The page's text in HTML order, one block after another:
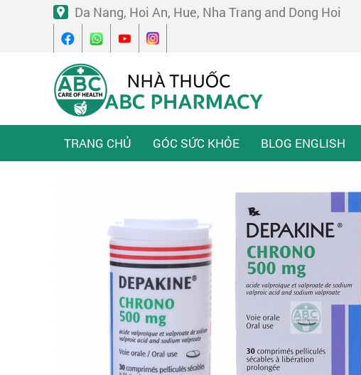
Da Nang, Hoi An, Hue, Nha Trang and Dong Hoi
TRANG CHỦ GÓC SỨC KHỎE BLOG ENGLISH